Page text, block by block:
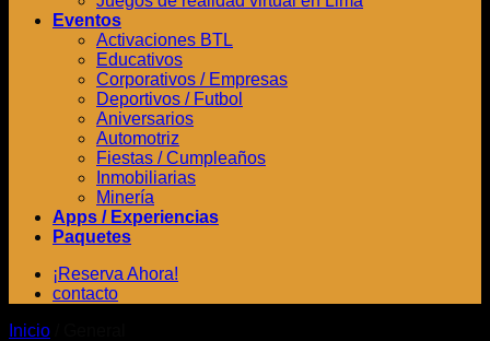
Eventos
Activaciones BTL
Educativos
Corporativos / Empresas
Deportivos / Futbol
Aniversarios
Automotriz
Fiestas / Cumpleaños
Inmobiliarias
Minería
Apps / Experiencias
Paquetes
¡Reserva Ahora!
contacto
Inicio